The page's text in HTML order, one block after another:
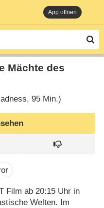
App öffnen
Mächte des
95 Min.)
Film ab 20:15 Uhr in
Welten. Im